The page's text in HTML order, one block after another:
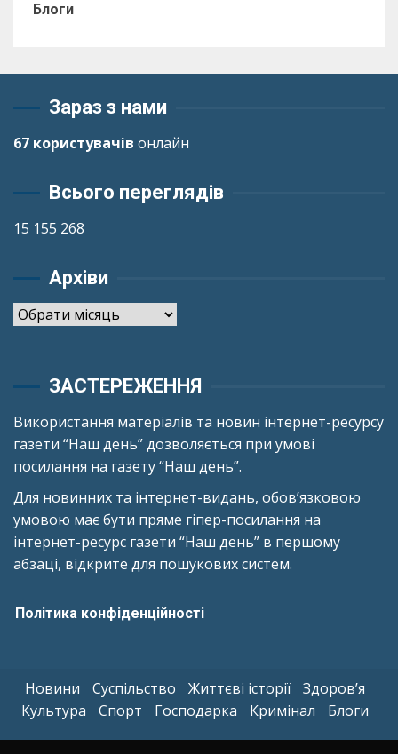
Блоги
Зараз з нами
67 користувачів онлайн
Всього переглядів
15 155 268
Архіви
Архіви
ЗАСТЕРЕЖЕННЯ
Використання матеріалів та новин інтернет-ресурсу
газети “Наш день” дозволяється при умові
посилання на газету “Наш день”.
Для новинних та інтернет-видань, обов’язковою
умовою має бути пряме гіпер-посилання на
інтернет-ресурс газети “Наш день” в першому
абзаці, відкрите для пошукових систем.
Політика конфіденційності
Новини Суспільство Життєві історії
Здоров’я
Культура
Спорт Господарка Кримінал Блоги